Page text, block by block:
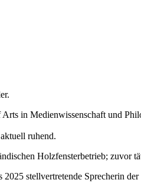
in Medienwissenschaft und
ruhend.
Holzfensterbetrieb;
stellvertretende Sprecherin